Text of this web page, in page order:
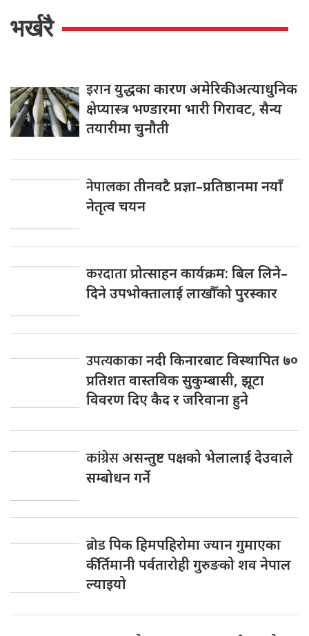
भर्खरै
इरानयुद्धका कारण अमेरिकी अत्याधुनिक
क्षेप्यास्त्र भण्डारमा भारी गिरावट, सैन्य
तयारीमा चुनौती
नेपालकातीनवटै प्रज्ञा–प्रतिष्ठानमा नयाँ
नेतृत्व चयन
करदाताप्रोत्साहन कार्यक्रम: बिल लिने–
दिने उपभोक्तालाई लाखौँको पुरस्कार
उपत्यकाकानदी किनारबाट विस्थापित ७०
प्रतिशत वास्तविक सुकुम्बासी, झूटा
विवरण दिए कैद र जरिवाना हुने
कांग्रेसअसन्तुष्ट पक्षको भेलालाई देउवाले
सम्बोधन गर्ने
ब्रोडपिक हिमपहिरोमा ज्यान गुमाएका
कीर्तिमानी पर्वतारोही गुरुङको शव नेपाल
ल्याइयो